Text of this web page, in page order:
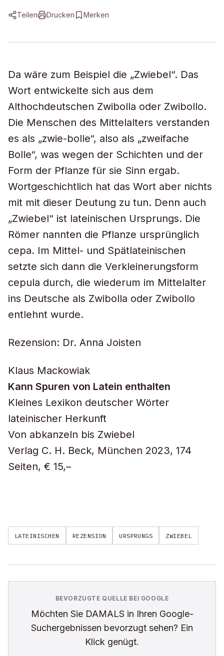
Teilen Drucken Merken
Da wäre zum Beispiel die „Zwiebel“. Das
Wort entwickelte sich aus dem
Althochdeutschen Zwibolla oder Zwibollo.
Die Menschen des Mittelalters verstanden
es als „zwie-bolle“, also als „zweifache
Bolle“, was wegen der Schichten und der
Form der Pflanze für sie Sinn ergab.
Wortgeschichtlich hat das Wort aber nichts
mit mit dieser Deutung zu tun. Denn auch
„Zwiebel“ ist lateinischen Ursprungs. Die
Römer nannten die Pflanze ursprünglich
cepa. Im Mittel- und Spätlateinischen
setzte sich dann die Verkleinerungsform
cepula durch, die wiederum im Mittelalter
ins Deutsche als Zwibolla oder Zwibollo
entlehnt wurde.
Rezension: Dr. Anna Joisten
Klaus Mackowiak
Kann Spuren von Latein enthalten
Kleines Lexikon deutscher Wörter
lateinischer Herkunft
Von abkanzeln bis Zwiebel
Verlag C. H. Beck, München 2023, 174
Seiten, € 15,–
LATEINISCHEN REZENSION URSPRUNGS ZWIEBEL
BEVORZUGTE QUELLE BEI GOOGLE
Möchten Sie DAMALS in Ihren Google-
Suchergebnissen bevorzugt sehen? Ein
Klick genügt.